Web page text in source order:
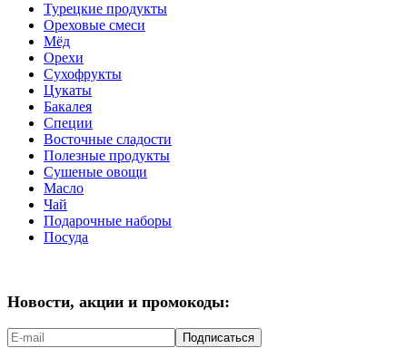
Турецкие продукты
Ореховые смеси
Мёд
Орехи
Сухофрукты
Цукаты
Бакалея
Специи
Восточные сладости
Полезные продукты
Сушеные овощи
Масло
Чай
Подарочные наборы
Посуда
Новости, акции и промокоды:
Подписаться